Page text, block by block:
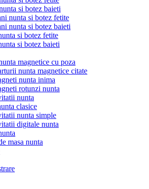
si botez baieti
nunta si botez fetite
nunta si botez baieti
si botez fetite
si botez baieti
magnetice cu poza
nunta magnetice citate
nunta inima
rotunzi nunta
nunta
clasice
nunta simple
digitale nunta
masa nunta